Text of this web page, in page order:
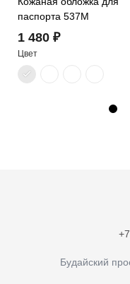
паспорта 537M
1 480 ₽
Цвет
Будайский